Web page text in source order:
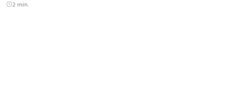
2 min.